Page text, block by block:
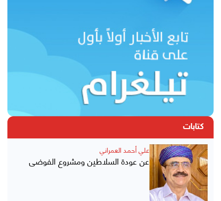
كتابات
علي أحمد العمراني
عن عودة السلاطين ومشروع الفوضى